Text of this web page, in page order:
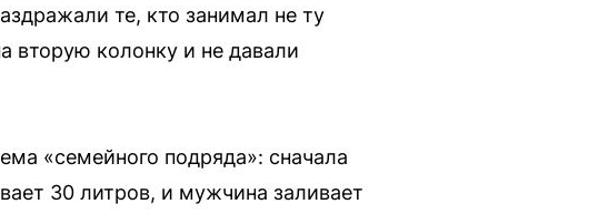
те, кто занимал не ту
вторую колонку и не давали
«семейного подряда»: сначала
30 литров, и мужчина заливает